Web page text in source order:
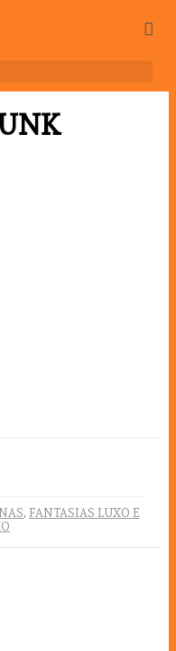
, FANTASIAS LUXO E